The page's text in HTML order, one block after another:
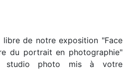
de notre exposition "Face
du portrait en photographie"
studio photo mis à votre